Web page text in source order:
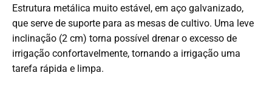
Estrutura metálica muito estável, em aço galvanizado,
que serve de suporte para as mesas de cultivo. Uma leve
inclinação (2 cm) torna possível drenar o excesso de
irrigação confortavelmente, tornando a irrigação uma
tarefa rápida e limpa.